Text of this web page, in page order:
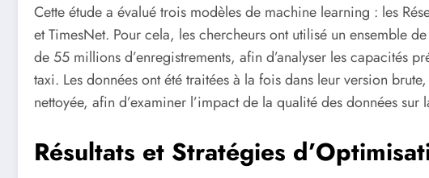
Cette étude a évalué trois modèles de machine learning : les
et TimesNet. Pour cela, les chercheurs ont utilisé un ensemble
de 55 millions d’enregistrements, afin d’analyser les capacités
taxi. Les données ont été traitées à la fois dans leur version
nettoyée, afin d’examiner l’impact de la qualité des données
Résultats et Stratégies